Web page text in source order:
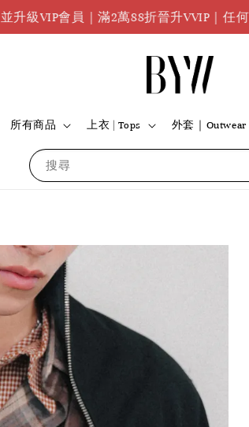
｜滿2萬88折晉升VVIP｜任何問題請洽
搜尋
所有商品 上衣 | Tops 外套｜Outwear